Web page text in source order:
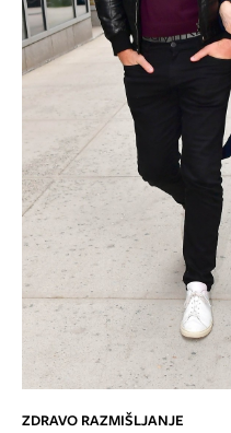
ZDRAVO RAZMIŠLJANJE